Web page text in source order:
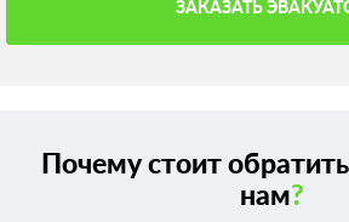
ЗАКАЗАТЬ
Почему стоит
нам?